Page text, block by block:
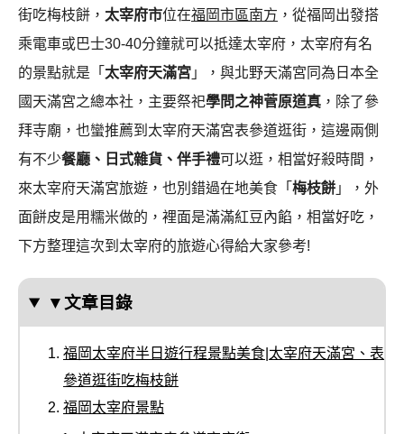
街吃梅枝餅， 太宰府市位在福岡市區南方 ，從福岡出發搭
乘電車或巴士30-40分鐘就可以抵達太宰府，太宰府有名
的景點就是「 太宰府天滿宮 」，與北野天滿宮同為日本全
國天滿宮之總本社，主要祭祀學問之神菅原道真 ，除了參
拜寺廟，也蠻推薦到太宰府天滿宮表參道逛街，這邊兩側
有不少餐廳、日式雜貨、伴手禮可以逛，相當好殺時間，
來太宰府天滿宮旅遊，也別錯過在地美食「 梅枝餅 」，外
面餅皮是用糯米做的，裡面是滿滿紅豆內餡，相當好吃，
下方整理這次到太宰府的旅遊心得給大家參考!
▼文章目錄
福岡太宰府半日遊行程景點美食|太宰府天滿宮、表
參道逛街吃梅枝餅
福岡太宰府景點